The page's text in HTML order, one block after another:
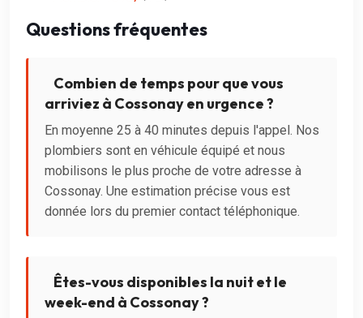
Questions fréquentes
Combien de temps pour que vous
arriviez à Cossonay en urgence ?
En moyenne 25 à 40 minutes depuis l'appel. Nos
plombiers sont en véhicule équipé et nous
mobilisons le plus proche de votre adresse à
Cossonay. Une estimation précise vous est
donnée lors du premier contact téléphonique.
Êtes-vous disponibles la nuit et le
week-end à Cossonay ?